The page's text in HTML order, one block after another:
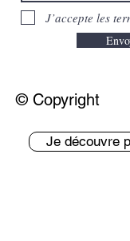
J’accepte les
© Copyright
Je découvre